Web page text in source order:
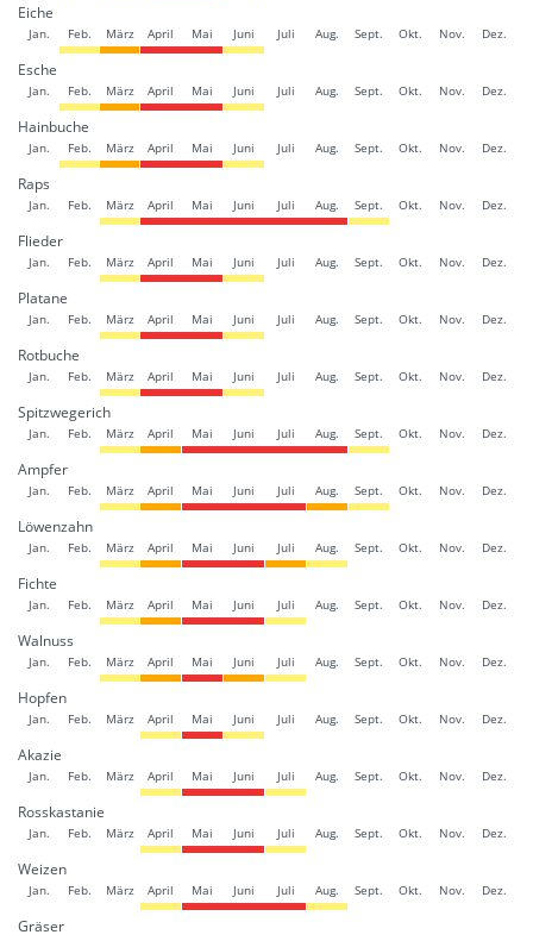
Eiche
Jan. Feb. März April Mai Juni Juli Aug. Sept. Okt. Nov. Dez.
Esche
Jan. Feb. März April Mai Juni Juli Aug. Sept. Okt. Nov. Dez.
Hainbuche
Jan. Feb. März April Mai Juni Juli Aug. Sept. Okt. Nov. Dez.
Raps
Jan. Feb. März April Mai Juni Juli Aug. Sept. Okt. Nov. Dez.
Flieder
Jan. Feb. März April Mai Juni Juli Aug. Sept. Okt. Nov. Dez.
Platane
Jan. Feb. März April Mai Juni Juli Aug. Sept. Okt. Nov. Dez.
Rotbuche
Jan. Feb. März April Mai Juni Juli Aug. Sept. Okt. Nov. Dez.
Spitzwegerich
Jan. Feb. März April Mai Juni Juli Aug. Sept. Okt. Nov. Dez.
Ampfer
Jan. Feb. März April Mai Juni Juli Aug. Sept. Okt. Nov. Dez.
Löwenzahn
Jan. Feb. März April Mai Juni Juli Aug. Sept. Okt. Nov. Dez.
Fichte
Jan. Feb. März April Mai Juni Juli Aug. Sept. Okt. Nov. Dez.
Walnuss
Jan. Feb. März April Mai Juni Juli Aug. Sept. Okt. Nov. Dez.
Hopfen
Jan. Feb. März April Mai Juni Juli Aug. Sept. Okt. Nov. Dez.
Akazie
Jan. Feb. März April Mai Juni Juli Aug. Sept. Okt. Nov. Dez.
Rosskastanie
Jan. Feb. März April Mai Juni Juli Aug. Sept. Okt. Nov. Dez.
Weizen
Jan. Feb. März April Mai Juni Juli Aug. Sept. Okt. Nov. Dez.
Gräser